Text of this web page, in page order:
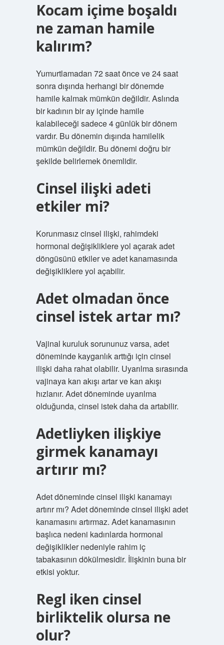
Kocam içime boşaldı
ne zaman hamile
kalırım?
Yumurtlamadan 72 saat önce ve 24 saat
sonra dışında herhangi bir dönemde
hamile kalmak mümkün değildir. Aslında
bir kadının bir ay içinde hamile
kalabileceği sadece 4 günlük bir dönem
vardır. Bu dönemin dışında hamilelik
mümkün değildir. Bu dönemi doğru bir
şekilde belirlemek önemlidir.
Cinsel ilişki adeti
etkiler mi?
Korunmasız cinsel ilişki, rahimdeki
hormonal değişikliklere yol açarak adet
döngüsünü etkiler ve adet kanamasında
değişikliklere yol açabilir.
Adet olmadan önce
cinsel istek artar mı?
Vajinal kuruluk sorununuz varsa, adet
döneminde kayganlık arttığı için cinsel
ilişki daha rahat olabilir. Uyarılma sırasında
vajinaya kan akışı artar ve kan akışı
hızlanır. Adet döneminde uyarılma
olduğunda, cinsel istek daha da artabilir.
Adetliyken ilişkiye
girmek kanamayı
artırır mı?
Adet döneminde cinsel ilişki kanamayı
artırır mı? Adet döneminde cinsel ilişki adet
kanamasını artırmaz. Adet kanamasının
başlıca nedeni kadınlarda hormonal
değişiklikler nedeniyle rahim iç
tabakasının dökülmesidir. İlişkinin buna bir
etkisi yoktur.
Regl iken cinsel
birliktelik olursa ne
olur?